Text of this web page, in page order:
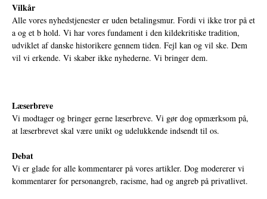
Vilkår
Alle vores nyhedstjenester er uden betalingsmur. Fordi vi ikke tror på et
a og et b hold. Vi har vores fundament i den kildekritiske tradition,
udviklet af danske historikere gennem tiden. Fejl kan og vil ske. Dem
vil vi erkende. Vi skaber ikke nyhederne. Vi bringer dem.
Læserbreve
Vi modtager og bringer gerne læserbreve. Vi gør dog opmærksom på,
at læserbrevet skal være unikt og udelukkende indsendt til os.
Debat
Vi er glade for alle kommentarer på vores artikler. Dog modererer vi
kommentarer for personangreb, racisme, had og angreb på privatlivet.